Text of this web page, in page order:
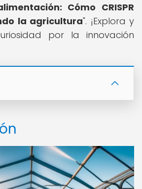
Cómo CRISPR
la agricultura". ¡Explora y
por la innovación